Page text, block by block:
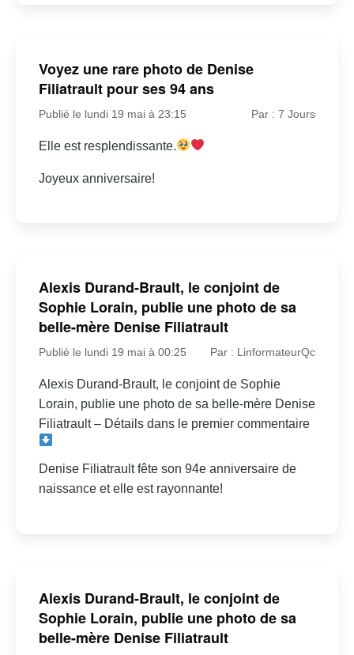
Voyez une rare photo de Denise
Filiatrault pour ses 94 ans
Publié le lundi 19 mai à 23:15 Par : 7 Jours
Elle est resplendissante.
Joyeux anniversaire!
Alexis Durand-Brault, le conjoint de
Sophie Lorain, publie une photo de sa
belle-mère Denise Filiatrault
Publié le lundi 19 mai à 00:25 Par : LinformateurQc
Alexis Durand-Brault, le conjoint de Sophie
Lorain, publie une photo de sa belle-mère Denise
Filiatrault – Détails dans le premier commentaire
Denise Filiatrault fête son 94e anniversaire de
naissance et elle est rayonnante!
Alexis Durand-Brault, le conjoint de
Sophie Lorain, publie une photo de sa
belle-mère Denise Filiatrault